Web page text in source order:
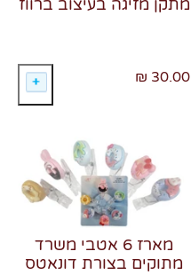
מתקן מזיגה בעיצוב ברווז
30.00 ₪
מארז 6 אטבי משרד
מתוקים בצורת דונאטס